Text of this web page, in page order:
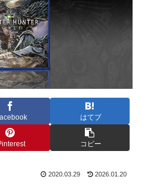
はてブ
コピー
2020.03.29 2026.01.20